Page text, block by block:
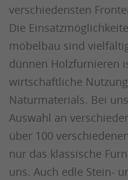
verschiedensten
Die
möbelbau sind
dünnen Holzfurnieren
wirtschaftliche
Naturmaterials. Bei
Auswahl an
über 100
nur das klassische
uns. Auch edle Stein-